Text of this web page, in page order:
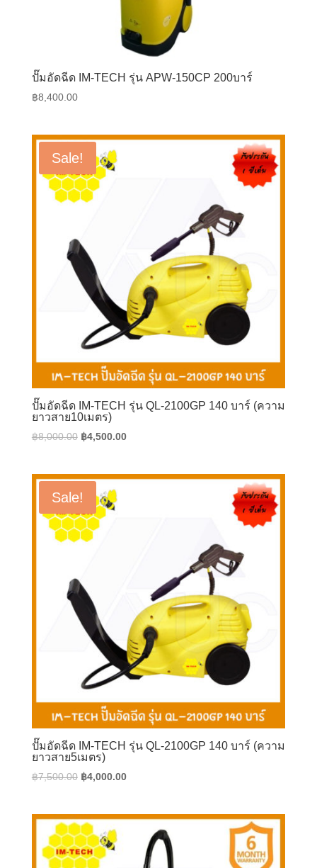
ปั๊มอัดฉีด IM-TECH รุ่น APW-150CP 200บาร์
฿8,400.00
Sale!
ปั๊มอัดฉีด IM-TECH รุ่น QL-2100GP 140 บาร์ (ความ
ยาวสาย10เมตร)
฿8,000.00 Original
฿8,000.00.
฿4,500.00Current
Sale!
ปั๊มอัดฉีด IM-TECH รุ่น QL-2100GP 140 บาร์ (ความ
ยาวสาย5เมตร)
฿7,500.00 Original
฿7,500.00.
฿4,000.00Current